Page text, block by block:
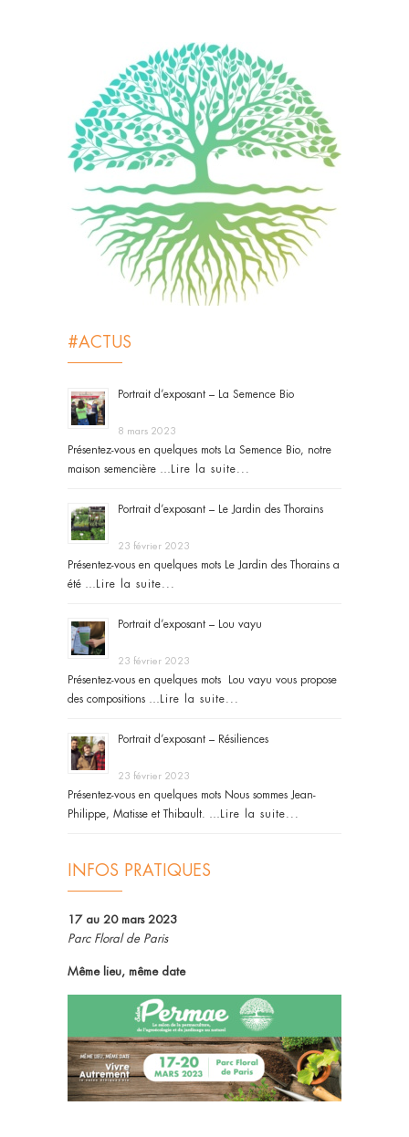
#ACTUS
Portrait d’exposant – La Semence Bio
8 mars 2023
Présentez-vous en quelques mots La Semence Bio, notre
maison semencière …
Lire la suite...
Portrait d’exposant – Le Jardin des Thorains
23 février 2023
Présentez-vous en quelques mots Le Jardin des Thorains a
été …
Lire la suite...
Portrait d’exposant – Lou vayu
23 février 2023
Présentez-vous en quelques mots Lou vayu vous propose
des compositions …
Lire la suite...
Portrait d’exposant – Résiliences
23 février 2023
Présentez-vous en quelques mots Nous sommes Jean-
Philippe, Matisse et Thibault. …
Lire la suite...
INFOS PRATIQUES
17 au 20 mars 2023
Parc Floral de Paris
Même lieu, même date